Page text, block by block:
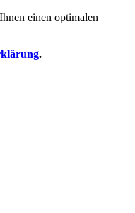
einen optimalen
.